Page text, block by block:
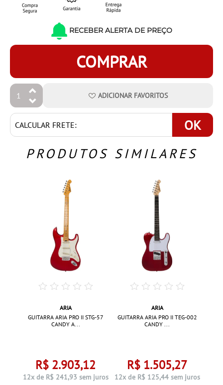
RECEBER ALERTA DE PREÇO
COMPRAR
ADICIONAR FAVORITOS
OK
PRODUTOS SIMILARES
ARIA
GUITARRA ARIA PRO II STG-57
CANDY A...
R$ 2.903,12
12x de R$ 241,93 sem juros
ARIA
GUITARRA ARIA PRO II TEG-002
CANDY ...
R$ 1.505,27
12x de R$ 125,44 sem juros